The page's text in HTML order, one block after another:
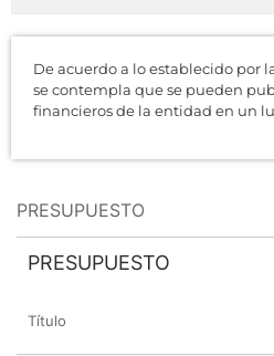
De acuerdo a lo establecido por
se contempla que se pueden
financieros de la entidad en un
PRESUPUESTO
PRESUPUESTO
Título